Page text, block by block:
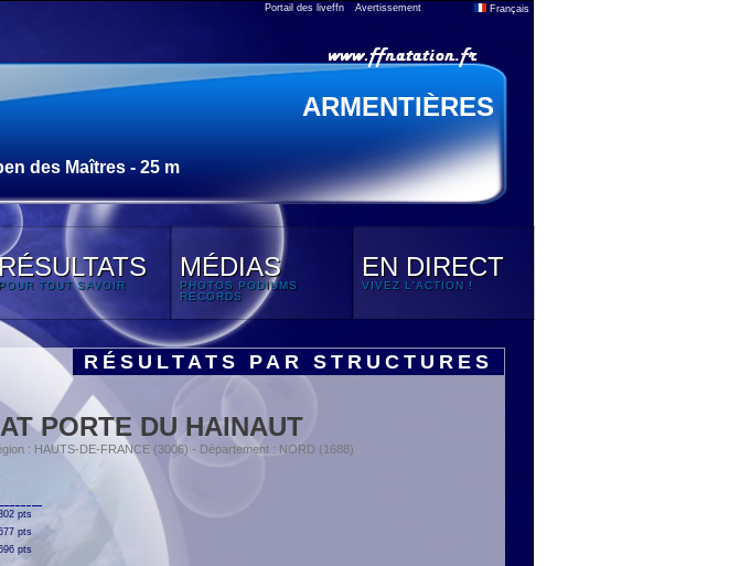
Portail des liveffn Avertissement Français
ARMENTIÈRES
des Maîtres - 25 m
POUR TOUT SAVOIR
MÉDIAS
PHOTOS PODIUMS
RECORDS
EN DIRECT
VIVEZ L'ACTION !
RÉSULTATS PAR STRUCTURES
PORTE DU HAINAUT
: HAUTS-DE-FRANCE (3006) - Département : NORD (1688)
pts
pts
pts